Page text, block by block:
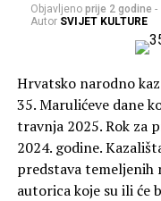
Objavljeno prije 2 godine -
Autor SVIJET KULTURE
Hrvatsko narodno
35. Marulićeve dane
travnja 2025. Rok za
2024. godine.
predstava
autorica koje su ili će